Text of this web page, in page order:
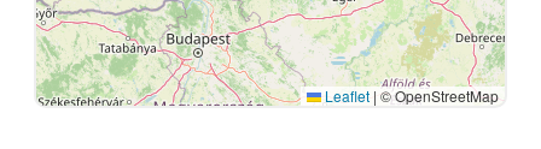
Leaflet | © OpenStreetMap